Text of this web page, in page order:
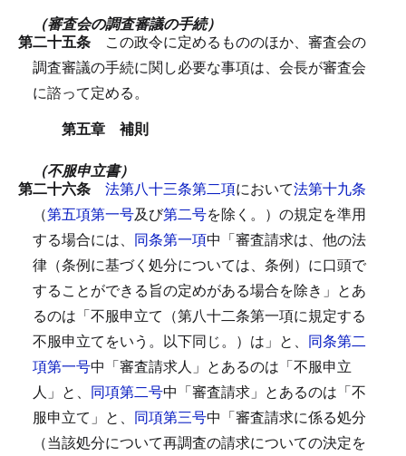
（審査会の調査審議の手続）
第二十五条 この政令に定めるもののほか、審査会の
調査審議の手続に関し必要な事項は、会長が審査会
に諮って定める。
第五章 補則
（不服申立書）
第二十六条 法第八十三条第二項において法第十九条
（第五項第一号及び第二号を除く。）の規定を準用
する場合には、 同条第一項中「審査請求は、他の法
律（条例に基づく処分については、条例）に口頭で
することができる旨の定めがある場合を除き」とあ
るのは「不服申立て（第八十二条第一項に規定する
不服申立てをいう。以下同じ。）は」と、 同条第二
項第一号中「審査請求人」とあるのは「不服申立
人」と、 同項第二号中「審査請求」とあるのは「不
服申立て」と、 同項第三号中「審査請求に係る処分
（当該処分について再調査の請求についての決定を